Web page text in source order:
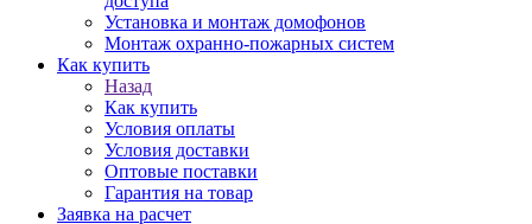
Установка и монтаж домофонов
Монтаж охранно-пожарных систем
Как купить
Назад
Как купить
Условия оплаты
Условия доставки
Оптовые поставки
Гарантия на товар
Заявка на расчет